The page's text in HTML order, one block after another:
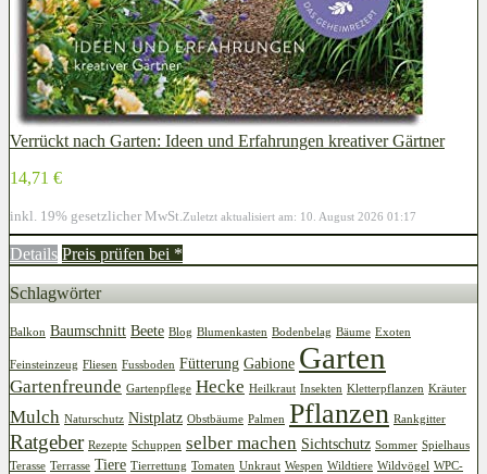
Verrückt nach Garten: Ideen und Erfahrungen kreativer Gärtner
14,71 €
inkl. 19% gesetzlicher MwSt. Zuletzt aktualisiert am: 10. August 2026 01:17
Details Preis prüfen bei *
Schlagwörter
Balkon Baumschnitt Beete Blog Blumenkasten Bodenbelag Bäume Exoten
Feinsteinzeug Fliesen Fussboden Fütterung Gabione Garten
Gartenfreunde Gartenpflege Hecke Heilkraut Insekten Kletterpflanzen Kräuter
Mulch Naturschutz Nistplatz Obstbäume Palmen Pflanzen Rankgitter
Ratgeber Rezepte Schuppen selber machen Sichtschutz Sommer Spielhaus
Terasse Terrasse Tiere Tierrettung Tomaten Unkraut Wespen Wildtiere Wildvögel WPC-